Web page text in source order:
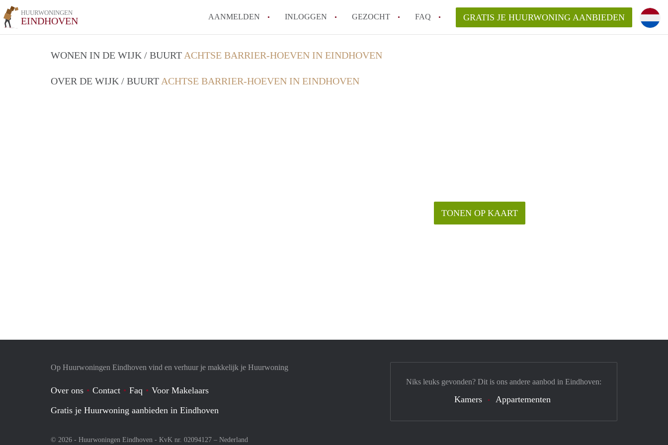
HUURWONINGEN
EINDHOVEN AANMELDEN INLOGGEN GEZOCHT FAQ
Wat is HuurwoningenEindhoven?
GRATIS JE HUURWONING AANBIEDEN
WONEN IN DE WIJK / BUURT ACHTSE BARRIER-HOEVEN IN EINDHOVEN
OVER DE WIJK / BUURT ACHTSE BARRIER-HOEVEN IN EINDHOVEN
TONEN OP KAART
Op Huurwoningen Eindhoven vind en verhuur je makkelijk je Huurwoning
Over ons Contact Faq
Voor Makelaars
Gratis je Huurwoning aanbieden in Eindhoven
© 2026 - Huurwoningen Eindhoven - KvK nr. 02094127 – Nederland
Niks leuks gevonden? Dit is ons andere aanbod in Eindhoven:
Kamers Appartementen